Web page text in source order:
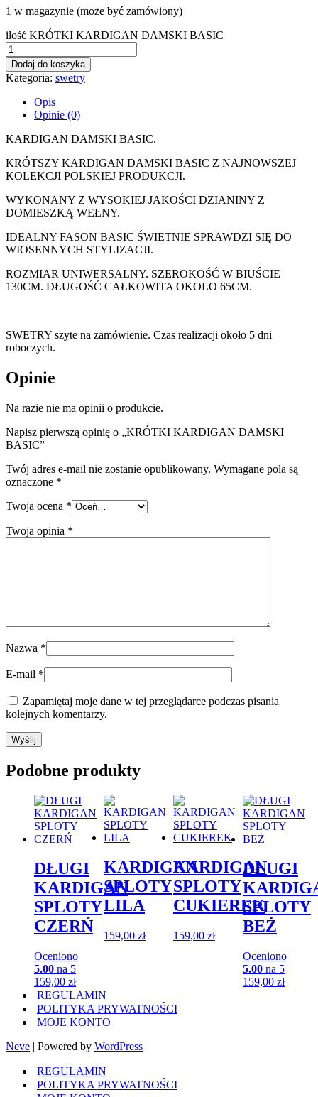
1 w magazynie (może być zamówiony)
ilość KRÓTKI KARDIGAN DAMSKI BASIC
Dodaj do koszyka
Kategoria: swetry
Opis
Opinie (0)
KARDIGAN DAMSKI BASIC.
KRÓTSZY KARDIGAN DAMSKI BASIC Z NAJNOWSZEJ
KOLEKCJI POLSKIEJ PRODUKCJI.
WYKONANY Z WYSOKIEJ JAKOŚCI DZIANINY Z
DOMIESZKĄ WEŁNY.
IDEALNY FASON BASIC ŚWIETNIE SPRAWDZI SIĘ DO
WIOSENNYCH STYLIZACJI.
ROZMIAR UNIWERSALNY. SZEROKOŚĆ W BIUŚCIE
130CM. DŁUGOŚĆ CAŁKOWITA OKOLO 65CM.
SWETRY szyte na zamówienie. Czas realizacji około 5 dni
roboczych.
Opinie
Na razie nie ma opinii o produkcie.
Napisz pierwszą opinię o „KRÓTKI KARDIGAN DAMSKI
BASIC”
Twój adres e-mail nie zostanie opublikowany. Wymagane pola są
oznaczone *
Twoja ocena *
Twoja opinia *
Nazwa *
E-mail *
Zapamiętaj moje dane w tej przeglądarce podczas pisania
kolejnych komentarzy.
Podobne produkty
DŁUGI
KARDIGAN
SPLOTY
CZERŃ
Oceniono
5.00 na 5
159,00 zł
KARDIGAN
SPLOTY
LILA
159,00 zł
KARDIGAN
SPLOTY
CUKIEREK
159,00 zł
DŁUGI
SPLOTY
BEŻ
Oceniono
5.00na 5
159,00 zł
REGULAMIN
POLITYKA PRYWATNOŚCI
MOJE KONTO
Neve | Powered by WordPress
REGULAMIN
POLITYKA PRYWATNOŚCI